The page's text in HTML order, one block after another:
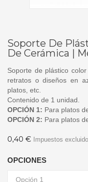
Soporte De
De Cerámica |
Soporte de plástico
retratos o diseños en
platos, etc.
Contenido de 1 unidad.
OPCIÓN 1: Para platos
OPCIÓN 2: Para platos
0,40 € Impuestos
OPCIONES